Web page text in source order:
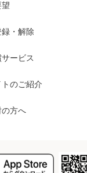
録・解除
ービス
のご紹介
の方へ